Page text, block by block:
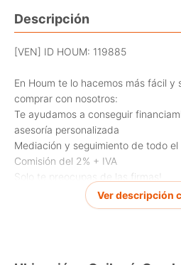
Descripción
[VEN] ID HOUM: 119885
En Houm te lo hacemos más fácil
comprar con nosotros:
Te ayudamos a conseguir
asesoría personalizada
Mediación y seguimiento de todo el
Comisión del 2% + IVA
Solo te preocupas de las firmas!
Casa en venta, ubicada en la
Ver descripción